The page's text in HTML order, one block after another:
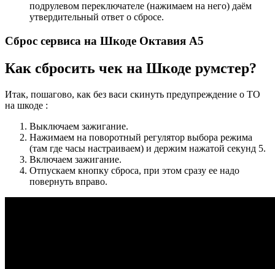
подрулевом переключателе (нажимаем на него) даём
утвердительный ответ о сбросе.
Сброс сервиса на Шкоде Октавия А5
Как сбросить чек на Шкоде румстер?
Итак, пошагово, как без васи скинуть предупреждение о ТО
на шкоде :
Выключаем зажигание.
Нажимаем на поворотный регулятор выбора режима
(там где часы настраиваем) и держим нажатой секунд 5.
Включаем зажигание.
Отпускаем кнопку сброса, при этом сразу ее надо
повернуть вправо.